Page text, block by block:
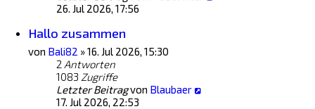
26. Jul 2026, 17:56
Hallo zusammen
von Bali82 »16. Jul 2026, 15:30
2 Antworten
1083 Zugriffe
Letzter Beitragvon Blaubaer
17. Jul 2026, 22:53